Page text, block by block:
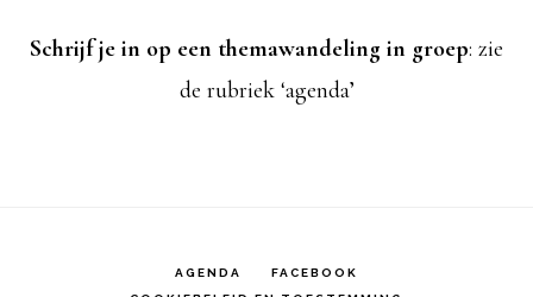
Schrijf je in op een themawandeling in groep: zie
de rubriek ‘agenda’
AGENDA
FACEBOOK